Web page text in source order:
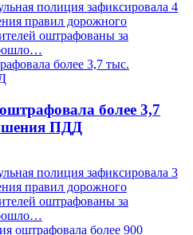
полиция зафиксировала 4
правил дорожного
оштрафованы за
более 3,7
ПДД
полиция зафиксировала 3
правил дорожного
оштрафованы за